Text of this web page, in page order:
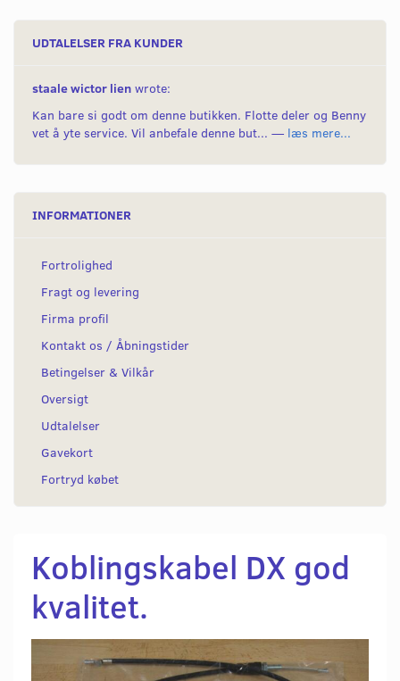
UDTALELSER FRA KUNDER
staale wictor lien wrote:
Kan bare si godt om denne butikken. Flotte deler og Benny
vet å yte service. Vil anbefale denne but... — læs mere...
INFORMATIONER
Fortrolighed
Fragt og levering
Firma profil
Kontakt os / Åbningstider
Betingelser & Vilkår
Oversigt
Udtalelser
Gavekort
Fortryd købet
Koblingskabel DX god
kvalitet.